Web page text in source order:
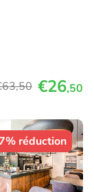
,50 €26,50
réduction